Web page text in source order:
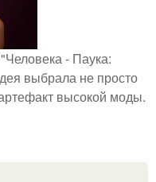
- Паука:
выбрала не просто
высокой моды.